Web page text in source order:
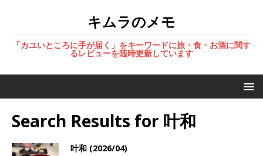
キムラのメモ
「カユいところに手が届く」をキーワードに旅・食・お酒に関す
るレビューを随時更新しています
Search Results for 叶和
叶和 (2026/04)